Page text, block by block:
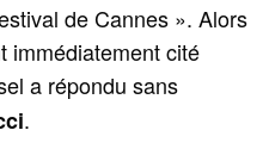
de Cannes ». Alors
immédiatement cité
a répondu sans
.